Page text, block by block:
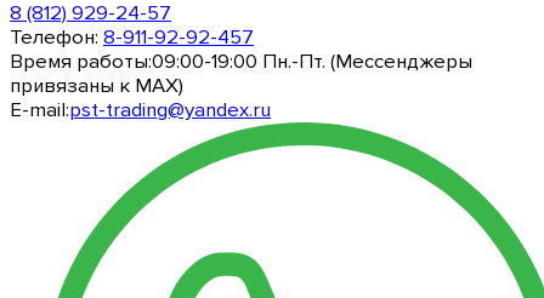
8 (812) 929-24-57
Телефон: 8-911-92-92-457
Время работы:09:00-19:00 Пн.-Пт. (Мессенджеры
привязаны к МАХ)
E-mail:pst-trading@yandex.ru